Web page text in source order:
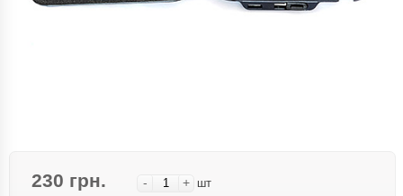
230 грн. - + шт